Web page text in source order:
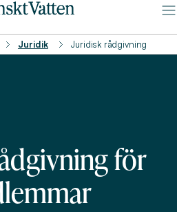
Juridik Juridisk rådgivning
för